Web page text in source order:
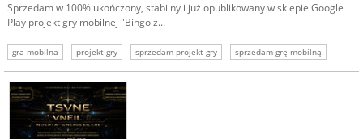
Sprzedam w 100% ukończony, stabilny i już opublikowany w sklepie Google
Play projekt gry mobilnej "Bingo z...
gra mobilna projekt gry sprzedam projekt gry sprzedam grę mobilną